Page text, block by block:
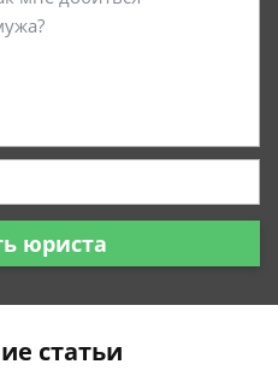
юриста
статьи